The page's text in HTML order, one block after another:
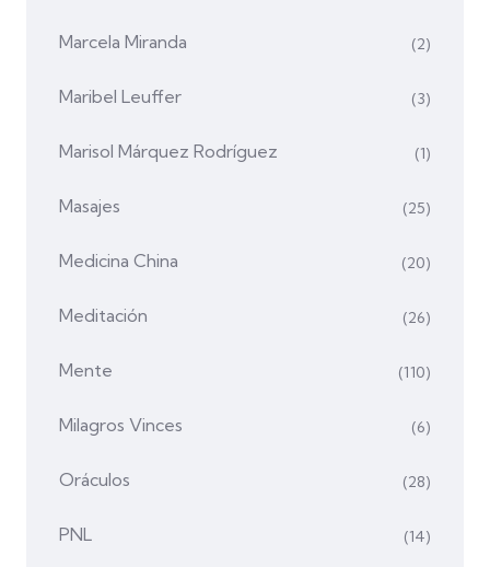
Marcela Miranda (2)
Maribel Leuffer (3)
Marisol Márquez Rodríguez (1)
Masajes (25)
Medicina China (20)
Meditación (26)
Mente (110)
Milagros Vinces (6)
Oráculos (28)
PNL (14)